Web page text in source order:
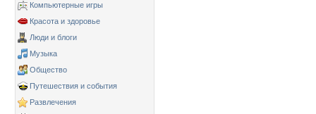
Компьютерные игры
Красота и здоровье
Люди и блоги
Музыка
Общество
Путешествия и события
Развлечения